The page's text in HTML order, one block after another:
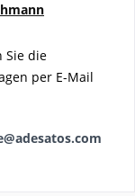
Sie die
per E-Mail